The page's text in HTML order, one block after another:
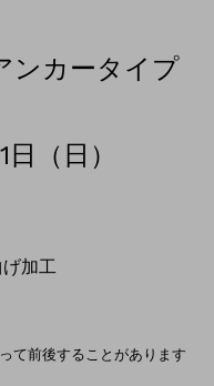
ンカータイプ
（日）
加工
て前後することがあります